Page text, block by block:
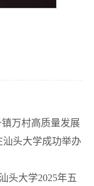
万村高质量发展
汕头大学成功举办
头大学2025年五